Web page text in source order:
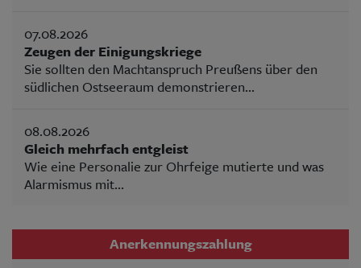
07.08.2026
Zeugen der Einigungskriege
Sie sollten den Machtanspruch Preußens über den
südlichen Ostseeraum demonstrieren...
08.08.2026
Gleich mehrfach entgleist
Wie eine Personalie zur Ohrfeige mutierte und was
Alarmismus mit...
Anerkennungszahlung